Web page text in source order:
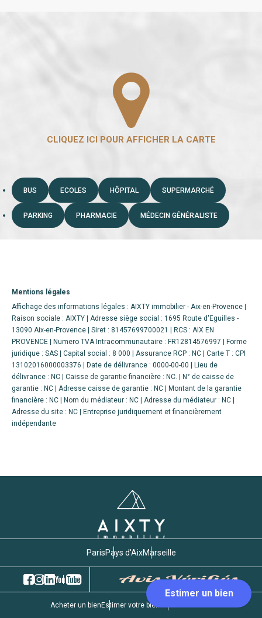
BUS ECOLES HÔPITAL SUPERMARCHÉ
PARKING PHARMACIE MÉDECIN GÉNÉRALISTE
Mentions légales
Affichage des informations légales : AIXTY immobilier - Aix-en-Provence |
Raison sociale : AIXTY | Adresse siège social : 1695 Route d'Eguilles -
13090 Aix-en-Provence | Siret : 81457699700021 | RCS : AIX EN
PROVENCE | Numero TVA Intracommunautaire : FR12814576997 | Forme
juridique : SAS | Capital social : 8 000 | Assurance RCP : NC | Carte T : CPI
13102016000003376 | Date de délivrance : 0000-00-00 | Lieu de
délivrance : NC | Caisse de garantie financière : NC. | N° de caisse de
garantie : NC | Adresse caisse de garantie : NC | Montant de la garantie
financière : NC | Nom du médiateur : NC | Adresse du médiateur : NC |
Adresse du site : NC |
Entreprise juridiquement et financièrement
indépendante
Acheter un bien Estimer votre bienGestion locative
ParisPays d'AixMarseille